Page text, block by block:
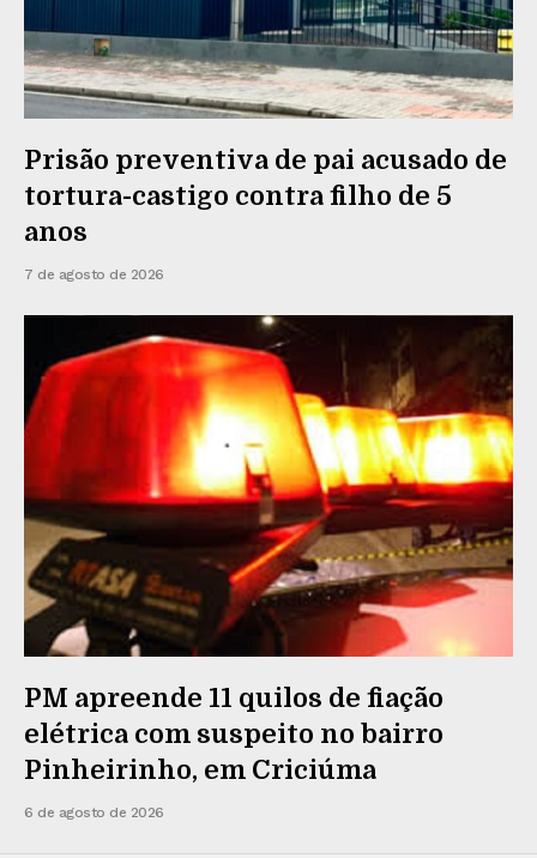
Prisão preventiva de pai acusado de
tortura-castigo contra filho de 5
anos
7 de agosto de 2026
PM apreende 11 quilos de fiação
elétrica com suspeito no bairro
Pinheirinho, em Criciúma
6 de agosto de 2026